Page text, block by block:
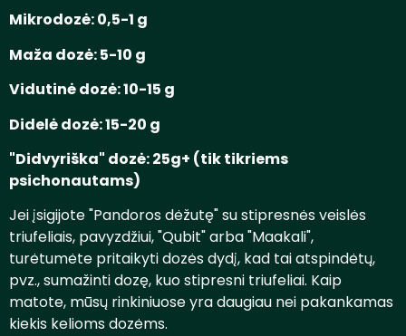
Mikrodozė: 0,5-1 g
Maža dozė: 5-10 g
Vidutinė dozė: 10-15 g
Didelė dozė: 15-20 g
"Didvyriška" dozė: 25g+ (tik tikriems
psichonautams)
Jei įsigijote "Pandoros dėžutę" su stipresnės veislės
triufeliais, pavyzdžiui, "Qubit" arba "Maakali",
turėtumėte pritaikyti dozės dydį, kad tai atspindėtų,
pvz., sumažinti dozę, kuo stipresni triufeliai. Kaip
matote, mūsų rinkiniuose yra daugiau nei pakankamas
kiekis kelioms dozėms.